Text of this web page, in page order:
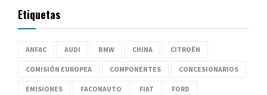
Etiquetas
ANFAC AUDI BMW CHINA CITROËN
COMISIÓN EUROPEA COMPONENTES CONCESIONARIOS
EMISIONES FACONAUTO FIAT FORD